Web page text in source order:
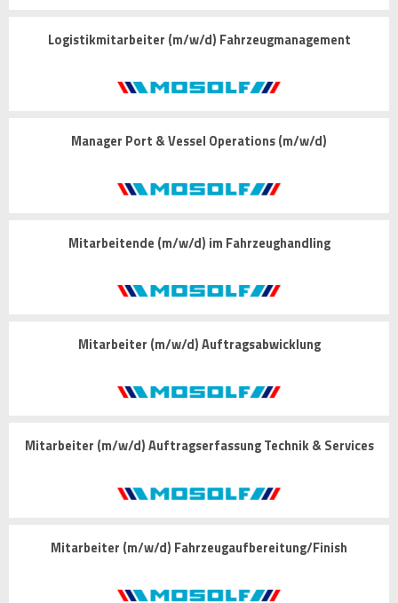
Logistikmitarbeiter (m/w/d) Fahrzeugmanagement
Manager Port & Vessel Operations (m/w/d)
Mitarbeitende (m/w/d) im Fahrzeughandling
Mitarbeiter (m/w/d) Auftragsabwicklung
Mitarbeiter (m/w/d) Auftragserfassung Technik & Services
Mitarbeiter (m/w/d) Fahrzeugaufbereitung/Finish